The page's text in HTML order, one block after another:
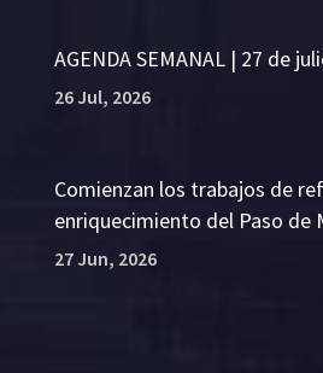
AGENDA SEMANAL | 27 de
26 Jul, 2026
Comienzan los trabajos de
enriquecimiento del Paso de
27 Jun, 2026